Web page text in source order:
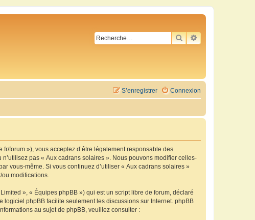
RECHERCHER
RECHERCHE
Connexion
S’enregistrer
forum »), vous acceptez d’être légalement responsable des
pas « Aux cadrans solaires ». Nous pouvons modifier celles-
vous-même. Si vous continuez d’utiliser « Aux cadrans solaires »
ou modifications.
», « Équipes phpBB ») qui est un script libre de forum, déclaré
logiciel phpBB facilite seulement les discussions sur Internet. phpBB
au sujet de phpBB, veuillez consulter :